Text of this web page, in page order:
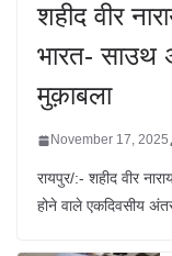
शहीद वीर
भारत- साउथ
मुक़ाबला
November 17, 2025
रायपुर/:- शहीद वीर
होने वाले एकदिवसीय